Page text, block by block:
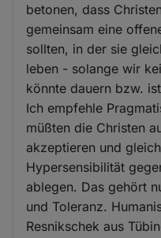
betonen, dass
gemeinsam eine
sollten, in der sie
leben - solange wir
könnte dauern bzw.
Ich empfehle
müßten die Christen
akzeptieren und
Hypersensibilität
ablegen. Das gehört
und Toleranz.
Resnikschek aus